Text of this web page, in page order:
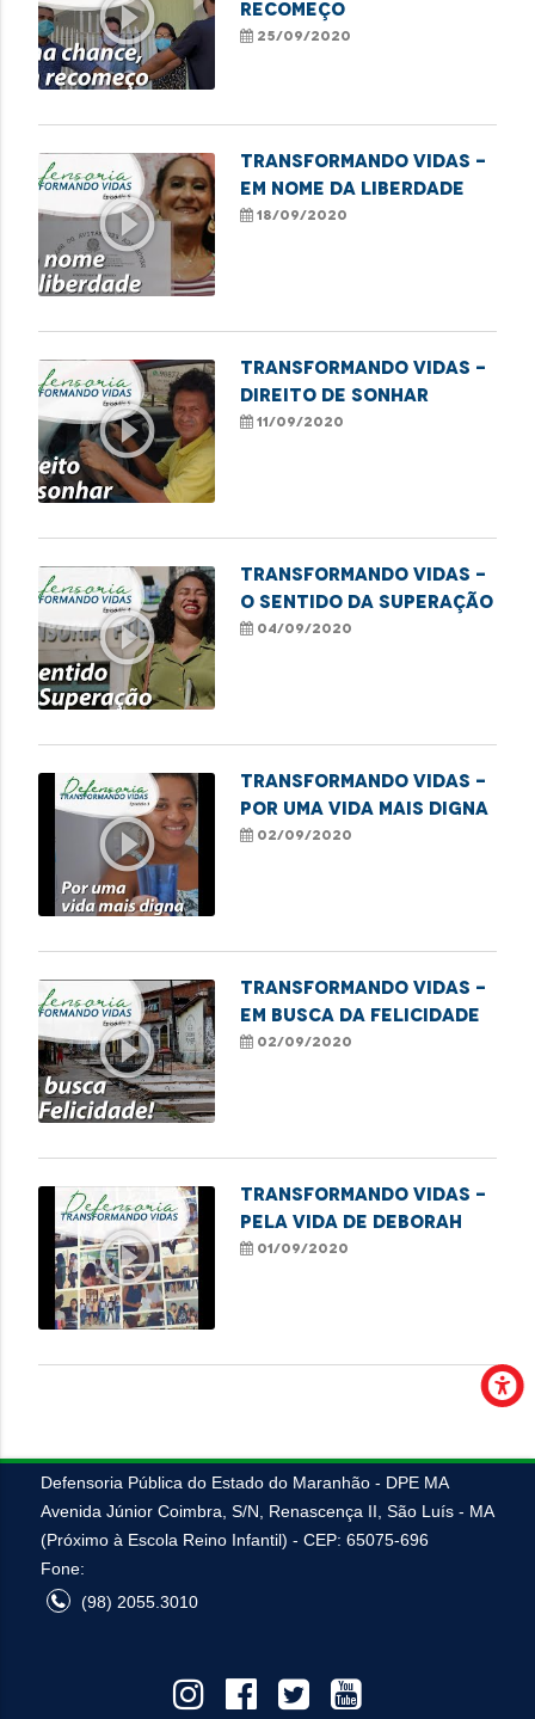
play_circle_outline recomeço
25/09/2020
play_circle_outline
TRANSFORMANDO VIDAS -
EM NOME DA LIBERDADE
18/09/2020
play_circle_outline
Transformando Vidas -
Direito de sonhar
11/09/2020
play_circle_outline
Transformando Vidas -
O sentido da superação
04/09/2020
play_circle_outline
Transformando Vidas -
Por uma vida mais digna
02/09/2020
play_circle_outline
Transformando Vidas -
Em busca da felicidade
02/09/2020
play_circle_outline
TRANSFORMANDO VIDAS -
Pela vida de Deborah
01/09/2020
Defensoria Pública do Estado do Maranhão - DPE MA
Avenida Júnior Coimbra, S/N, Renascença II, São Luís - MA
(Próximo à Escola Reino Infantil) - CEP: 65075-696
Fone:
(98) 2055.3010